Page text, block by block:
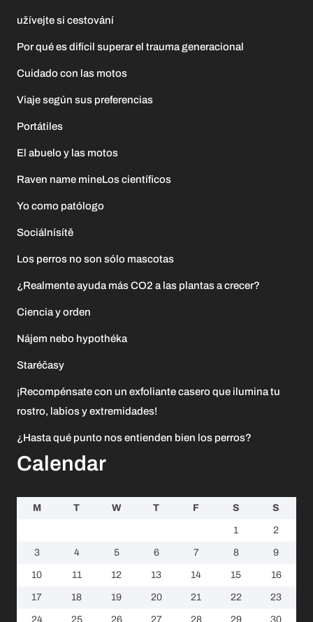
užívejte si cestování
Por qué es difícil superar el trauma generacional
Cuidado con las motos
Viaje según sus preferencias
Portátiles
El abuelo y las motos
Raven name mineLos científicos
Yo como patólogo
Sociálnísítě
Los perros no son sólo mascotas
¿Realmente ayuda más CO2 a las plantas a crecer?
Ciencia y orden
Nájem nebo hypothéka
Staréčasy
¡Recompénsate con un exfoliante casero que ilumina tu
rostro, labios y extremidades!
¿Hasta qué punto nos entienden bien los perros?
Calendar
M T W T F S S
1 2
3 4 5 6 7 8 9
10 11 12 13 14 15 16
17 18 19 20 21 22 23
24 25 26 27 28 29 30